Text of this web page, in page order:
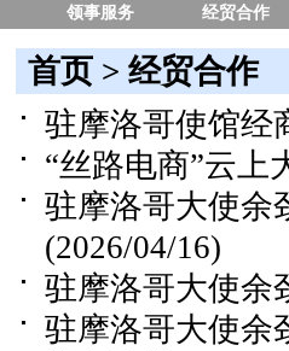
领事服务 经贸合作
首页 > 经贸合作
驻摩洛哥使馆经
“丝路电商”云
驻摩洛哥大使余
(2026/04/16)
驻摩洛哥大使余
驻摩洛哥大使余